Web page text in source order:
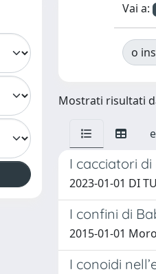
Vai a:
o
Mostrati risultati
I cacciatori di
2023-01-01 DI
I confini di
2015-01-01
I conoidi